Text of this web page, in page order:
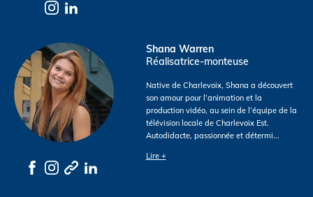
Shana Warren
Réalisatrice-monteuse
Native de Charlevoix, Shana a découvert
son amour pour l’animation et la
production vidéo, au sein de l’équipe de la
télévision locale de Charlevoix Est.
Autodidacte, passionnée et détermi...
Lire +